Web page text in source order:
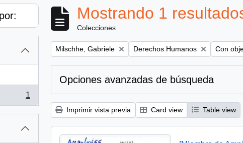
1
Mostrando 1
Colecciones
Remove filter:
Milschhe, Gabriele Remove filter:
Derechos Humanos Con
Opciones avanzadas de búsqueda
Imprimir vista previa Card view Table view